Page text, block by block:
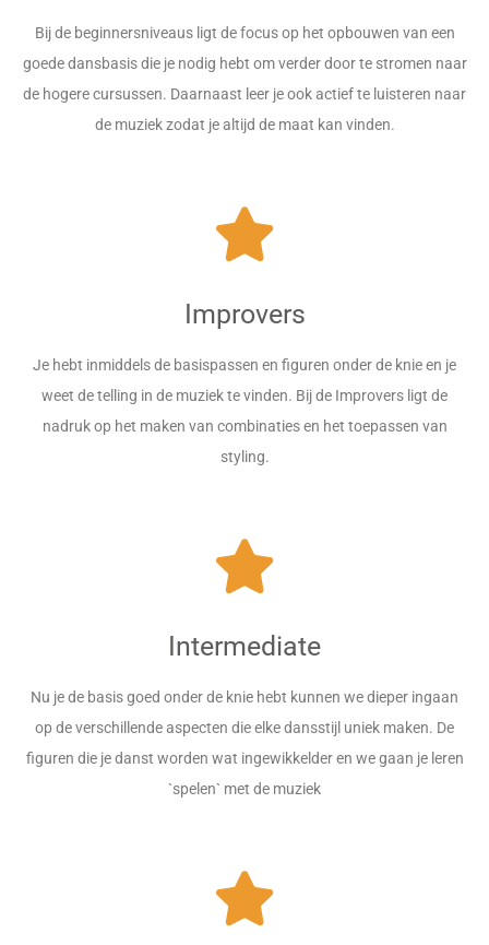
Bij de beginnersniveaus ligt de focus op het opbouwen van een
goede dansbasis die je nodig hebt om verder door te stromen naar
de hogere cursussen. Daarnaast leer je ook actief te luisteren naar
de muziek zodat je altijd de maat kan vinden.
Improvers
Je hebt inmiddels de basispassen en figuren onder de knie en je
weet de telling in de muziek te vinden. Bij de Improvers ligt de
nadruk op het maken van combinaties en het toepassen van
styling.
Intermediate
Nu je de basis goed onder de knie hebt kunnen we dieper ingaan
op de verschillende aspecten die elke dansstijl uniek maken. De
figuren die je danst worden wat ingewikkelder en we gaan je leren
`spelen` met de muziek